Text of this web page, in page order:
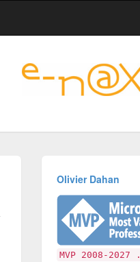
Olivier Dahan
MVP 2008-2027